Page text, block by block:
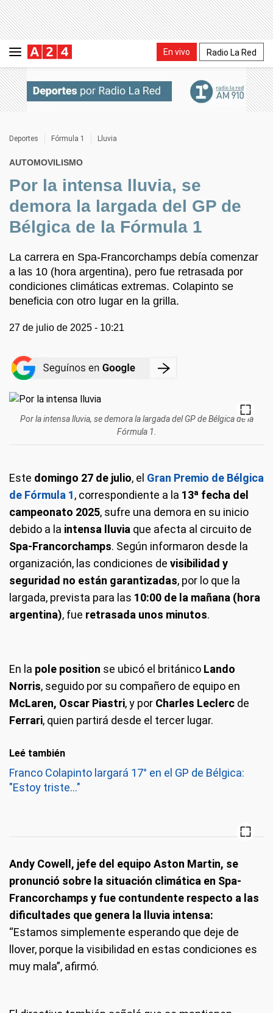
En vivo Radio La Red
Deportes Fórmula 1 Lluvia
AUTOMOVILISMO
Por la intensa lluvia, se
demora la largada del GP de
Bélgica de la Fórmula 1
La carrera en Spa-Francorchamps debía comenzar
a las 10 (hora argentina), pero fue retrasada por
condiciones climáticas extremas. Colapinto se
beneficia con otro lugar en la grilla.
27 de julio de 2025 - 10:21
Por la intensa lluvia, se demora la largada del GP de Bélgica de la
Fórmula 1.
Este domingo 27 de julio, el Gran Premio de Bélgica
de Fórmula 1, correspondiente a la 13ª fecha del
campeonato 2025, sufre una demora en su inicio
debido a la intensa lluvia que afecta al circuito de
Spa-Francorchamps. Según informaron desde la
organización, las condiciones de visibilidad y
seguridad no están garantizadas, por lo que la
largada, prevista para las 10:00 de la mañana (hora
argentina), fue retrasada unos minutos.
En la pole position se ubicó el británico Lando
Norris, seguido por su compañero de equipo en
McLaren, Oscar Piastri, y por Charles Leclerc de
Ferrari, quien partirá desde el tercer lugar.
Leé también
Franco Colapinto largará 17° en el GP de Bélgica:
"Estoy triste..."
Andy Cowell, jefe del equipo Aston Martin, se
pronunció sobre la situación climática en Spa-
Francorchamps y fue contundente respecto a las
dificultades que genera la lluvia intensa:
“Estamos simplemente esperando que deje de
llover, porque la visibilidad en estas condiciones es
muy mala”, afirmó.